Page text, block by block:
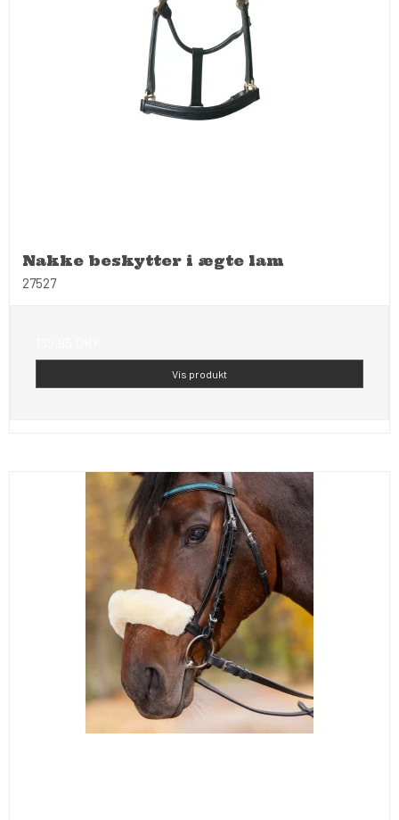
Nakke beskytter i ægte lam
27527
Vis produkt